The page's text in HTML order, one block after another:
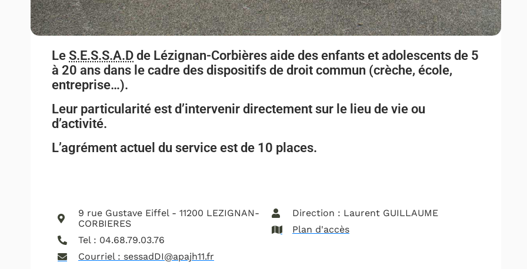
Le S.E.S.S.A.D de Lézignan-Corbières aide des enfants et adolescents de 5
à 20 ans dans le cadre des dispositifs de droit commun (crèche, école,
entreprise…).
Leur particularité est d’intervenir directement sur le lieu de vie ou
d’activité.
L’agrément actuel du service est de 10 places.
9 rue Gustave Eiffel - 11200 LEZIGNAN-
CORBIERES
Tel : 04.68.79.03.76
Courriel : sessadDI@apajh11.fr
Direction : Laurent GUILLAUME
Plan d'accès